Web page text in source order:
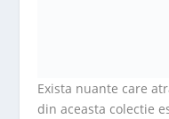
Exista nuante care
din aceasta colectie